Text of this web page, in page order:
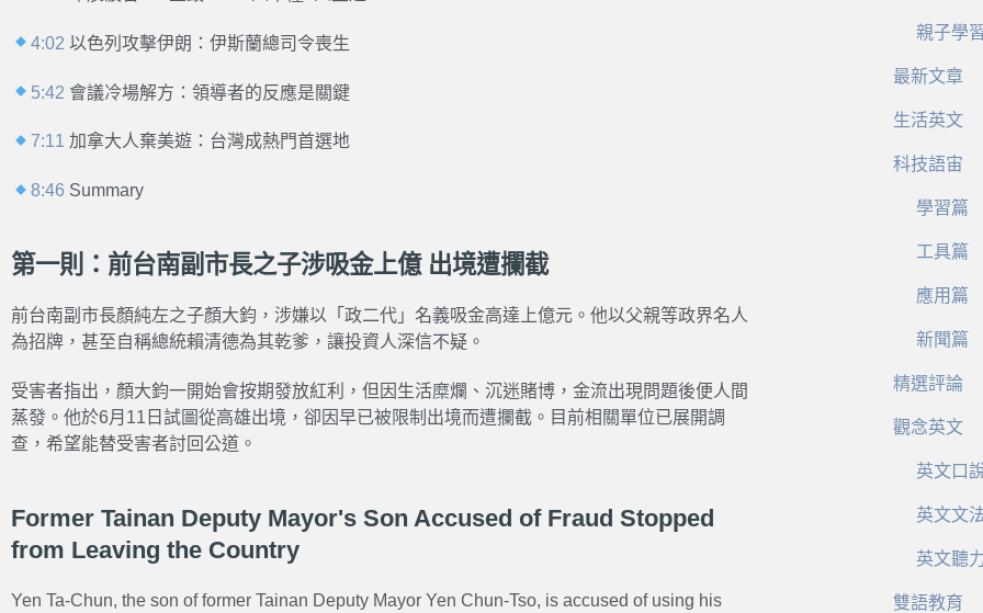
4:02 以色列攻擊伊朗：伊斯蘭總司令喪生
5:42 會議冷場解方：領導者的反應是關鍵
7:11 加拿大人棄美遊：台灣成熱門首選地
8:46 Summary
第一則：前台南副市長之子涉吸金上億 出境遭攔截
前台南副市長顏純左之子顏大鈞，涉嫌以「政二代」名義吸金高達上億元。他以父親等政界名人
為招牌，甚至自稱總統賴清德為其乾爹，讓投資人深信不疑。
受害者指出，顏大鈞一開始會按期發放紅利，但因生活糜爛、沉迷賭博，金流出現問題後便人間
蒸發。他於6月11日試圖從高雄出境，卻因早已被限制出境而遭攔截。目前相關單位已展開調
查，希望能替受害者討回公道。
Former Tainan Deputy Mayor's Son Accused of Fraud Stopped
from Leaving the Country
Yen Ta-Chun, the son of former Tainan Deputy Mayor Yen Chun-Tso, is accused of using his
親子學
最新文章
生活英文
科技語宙
學習篇
工具篇
應用篇
新聞篇
精選評論
觀念英文
英文口
英文文
英文聽
雙語教育